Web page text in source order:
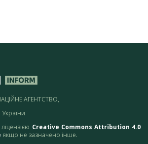
АГЕНТСТВО,
Creative Commons Attribution 4.0
якщо не зазначено інше.